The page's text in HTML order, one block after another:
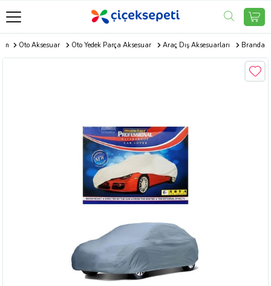
Oto Aksesuar Oto Yedek Parça Aksesuar Araç Dış Aksesuarları Branda